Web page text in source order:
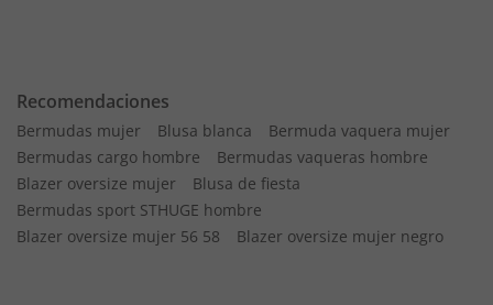
Recomendaciones
Bermudas mujer Blusa blanca
Bermuda vaquera mujer
Bermudas cargo hombre
Bermudas vaqueras hombre
Blazer oversize mujer
Blusa de fiesta
Bermudas sport STHUGE hombre
Blazer oversize mujer 56 58
Blazer oversize mujer negro